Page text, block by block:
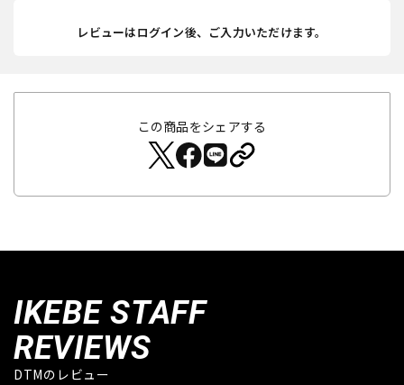
レビューはログイン後、ご入力いただけます。
この商品をシェアする
IKEBE STAFF
REVIEWS
DTMのレビュー